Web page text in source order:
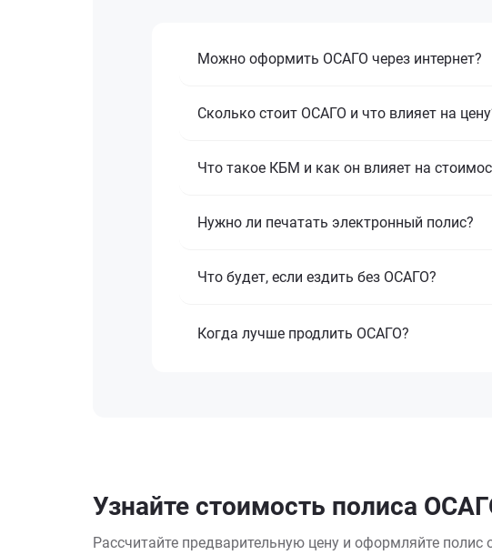
Можно оформить ОСАГО через интернет?
Сколько стоит ОСАГО и что влияет на
Что такое КБМ и как он влияет на
Нужно ли печатать электронный полис?
Что будет, если ездить без ОСАГО?
Когда лучше продлить ОСАГО?
Узнайте стоимость полиса
Рассчитайте предварительную цену и оформляйте полис